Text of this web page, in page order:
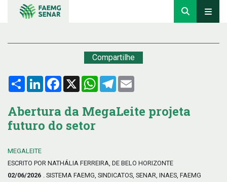
Compartilhe
Compartilhar
LinkedInFacebook
X WhatsApp
Telegram
Abertura da MegaLeite projeta
futuro do setor
MEGALEITE
ESCRITO POR NATHÁLIA FERREIRA, DE BELO HORIZONTE
02/06/2026 . SISTEMA FAEMG, SINDICATOS, SENAR, INAES, FAEMG